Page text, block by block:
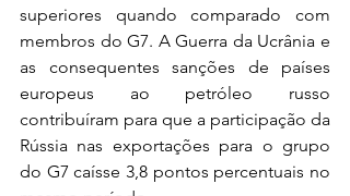
superiores quando comparado com
membros do G7. A Guerra da Ucrânia e
as consequentes sanções de países
europeus ao petróleo russo
contribuíram para que a participação da
Rússia nas exportações para o grupo
do G7 caísse 3,8 pontos percentuais no